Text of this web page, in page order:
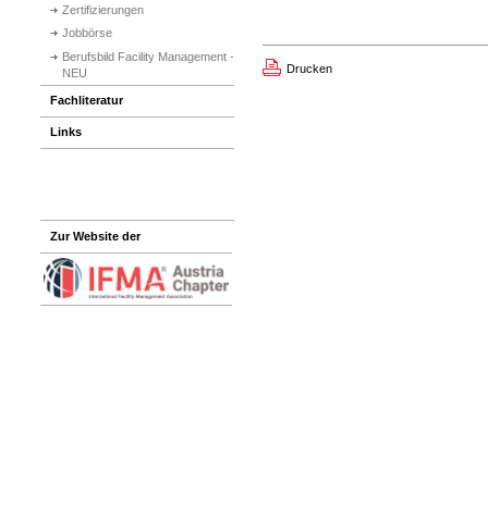
Zertifizierungen
Jobbörse
Berufsbild Facility Management -
NEU
Fachliteratur
Links
Zur Website der
Drucken